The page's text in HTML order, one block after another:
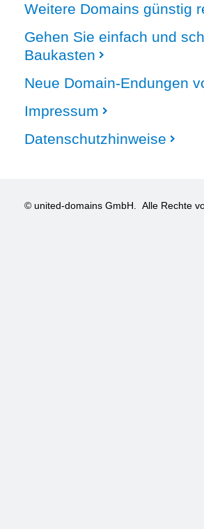
Weitere Domains günstig
Gehen Sie einfach und
Baukasten
Neue Domain-Endungen
Impressum
Datenschutzhinweise
© united-domains GmbH. Alle Rechte